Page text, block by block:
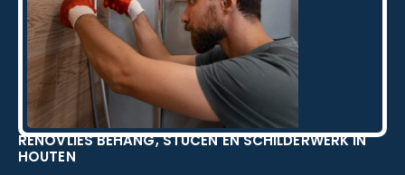
RENOVLIES BEHANG, STUCEN EN SCHILDERWERK IN
HOUTEN